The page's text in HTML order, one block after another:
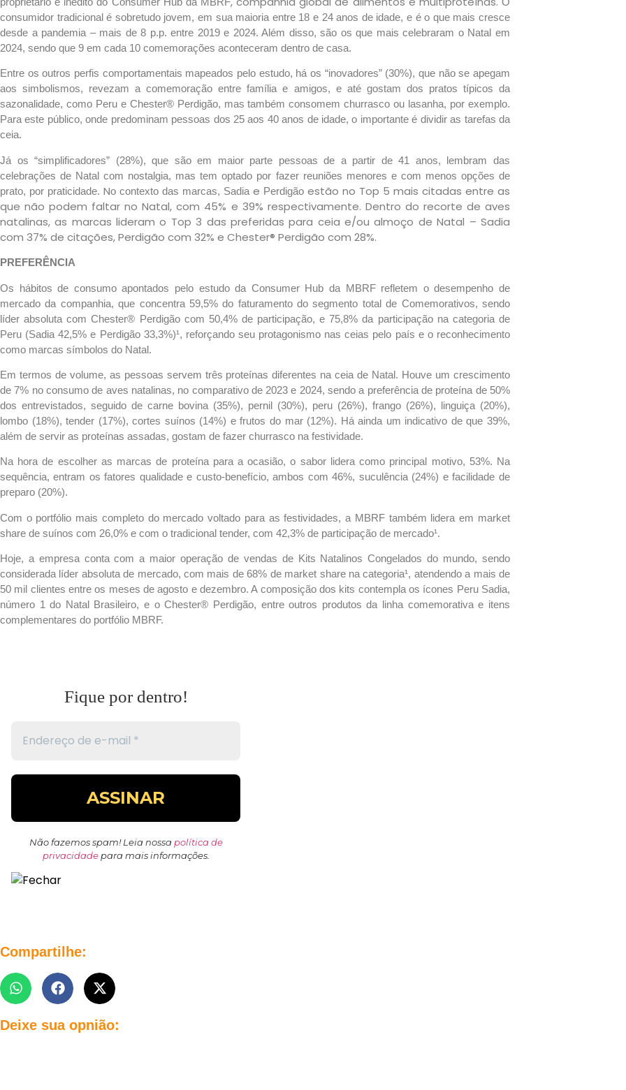
consumidor tradicional é sobretudo jovem, em sua maioria entre 18 e 24 anos de idade, e é o que mais cresce
desde a pandemia – mais de 8 p.p. entre 2019 e 2024. Além disso, são os que mais celebraram o Natal em
2024, sendo que 9 em cada 10 comemorações aconteceram dentro de casa.
Entre os outros perfis comportamentais mapeados pelo estudo, há os “inovadores” (30%), que não se apegam
aos simbolismos, revezam a comemoração entre família e amigos, e até gostam dos pratos típicos da
sazonalidade, como Peru e Chester® Perdigão, mas também consomem churrasco ou lasanha, por exemplo.
Para este público, onde predominam pessoas dos 25 aos 40 anos de idade, o importante é dividir as tarefas da
ceia.
Já os “simplificadores” (28%), que são em maior parte pessoas de a partir de 41 anos, lembram das
celebrações de Natal com nostalgia, mas tem optado por fazer reuniões menores e com menos opções de
prato, por praticidade. No contexto das marcas, Sadiae Perdigão estão no Top 5 mais citadas entre as
que não podem faltar no Natal, com 45% e 39% respectivamente. Dentro do recorte de aves
natalinas, as marcas lideram o Top 3 das preferidas para ceia e/ou almoço de Natal – Sadia
com 37% de citações, Perdigão com 32% e Chester® Perdigão com 28%.
PREFERÊNCIA
Os hábitos de consumo apontados pelo estudo da Consumer Hub da MBRF refletem o desempenho de
mercado da companhia, que concentra 59,5% do faturamento do segmento total de Comemorativos, sendo
líder absoluta com Chester® Perdigão com 50,4% de participação, e 75,8% da participação na categoria de
Peru (Sadia 42,5% e Perdigão 33,3%)¹, reforçando seu protagonismo nas ceias pelo país e o reconhecimento
como marcas símbolos do Natal.
Em termos de volume, as pessoas servem três proteínas diferentes na ceia de Natal. Houve um crescimento
de 7% no consumo de aves natalinas, no comparativo de 2023 e 2024, sendo a preferência de proteína de 50%
dos entrevistados, seguido de carne bovina (35%), pernil (30%), peru (26%), frango (26%), linguiça (20%),
lombo (18%), tender (17%), cortes suínos (14%) e frutos do mar (12%). Há ainda um indicativo de que 39%,
além de servir as proteínas assadas, gostam de fazer churrasco na festividade.
Na hora de escolher as marcas de proteína para a ocasião, o sabor lidera como principal motivo, 53%. Na
sequência, entram os fatores qualidade e custo-benefício, ambos com 46%, suculência (24%) e facilidade de
preparo (20%).
Com o portfólio mais completo do mercado voltado para as festividades, a MBRF também lidera em market
share de suínos com 26,0% e com o tradicional tender, com 42,3% de participação de mercado¹.
Hoje, a empresa conta com a maior operação de vendas de Kits Natalinos Congelados do mundo, sendo
considerada líder absoluta de mercado, com mais de 68% de market share na categoria¹, atendendo a mais de
50 mil clientes entre os meses de agosto e dezembro. A composição dos kits contempla os ícones Peru Sadia,
número 1 do Natal Brasileiro, e o Chester® Perdigão, entre outros produtos da linha comemorativa e itens
complementares do portfólio MBRF.
Fique por dentro!
Não fazemos spam! Leia nossa política de
privacidadepara mais informações.
Compartilhe:
Deixe sua opnião: